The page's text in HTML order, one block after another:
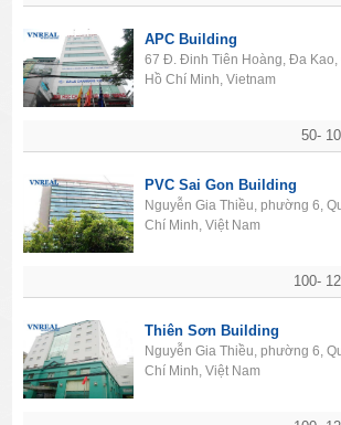
50-
APC Building
67 Đ. Đinh Tiên Hoàng, Đa Kao,
Hồ Chí Minh, Vietnam
100-
PVC Sai Gon Building
Nguyễn Gia Thiều, phường 6,
Chí Minh, Việt Nam
Thiên Sơn Building
Nguyễn Gia Thiều, phường 6,
Chí Minh, Việt Nam